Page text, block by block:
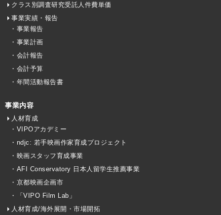
クラス別調査研究受託人件費単価
事業実績・報告
・事業報告
・事業計画
・会計報告
・会計予算
・年間活動報告書
事業内容
人材育成
・VIPOアカデミー
・ndjc: 若手映画作家育成プロジェクト
・映画スタッフ育成事業
・AFI Conservatory 日本人留学生推薦事業
・京都映画企画市
・「VIPO Film Lab」
人材育成/海外展開・市場開拓